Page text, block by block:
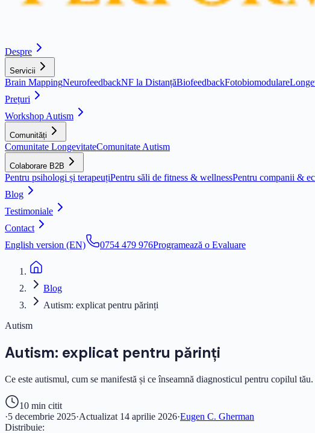
Despre
Servicii
Brain MappingNeurofeedbackNF la DistanțăBiofeedbackFotobiomodulare
Prețuri
Workshop Autism
Comunități
Comunitate LongevitateComunitate Autism
Colaborare B2B
Pentru psihologi și terapeuțiPentru săli de fitness & wellnessPentru companii &
Blog
Testimoniale
Contact
English version (EN)
0754 479 976Programează o Evaluare
Blog
Autism: explicat pentru părinți
Autism
Autism: explicat pentru părinți
Ce este autismul, cum se manifestă și ce înseamnă diagnosticul pentru copilul
10 min citit
·5 decembrie 2025·Actualizat 14 aprilie 2026·Eugen C. Gherman
Distribuie: